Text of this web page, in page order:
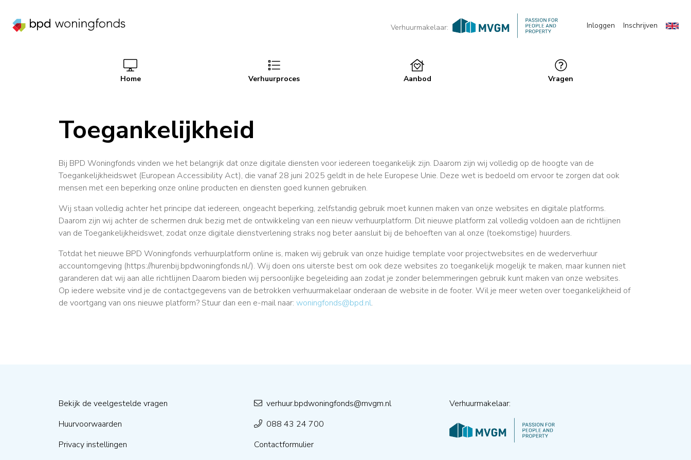
Verhuurmakelaar: Inloggen Inschrijven
Home Verhuurproces Aanbod Vragen
Toegankelijkheid
Bij BPD Woningfonds vinden we het belangrijk dat onze digitale diensten voor iedereen toegankelijk zijn. Daarom zijn wij volledig op de hoogte van de
Toegankelijkheidswet (European Accessibility Act), die vanaf 28 juni 2025 geldt in de hele Europese Unie. Deze wet is bedoeld om ervoor te zorgen dat ook
mensen met een beperking onze online producten en diensten goed kunnen gebruiken.
Wij staan volledig achter het principe dat iedereen, ongeacht beperking, zelfstandig gebruik moet kunnen maken van onze websites en digitale platforms.
Daarom zijn wij achter de schermen druk bezig met de ontwikkeling van een nieuw verhuurplatform. Dit nieuwe platform zal volledig voldoen aan de richtlijnen
van de Toegankelijkheidswet, zodat onze digitale dienstverlening straks nog beter aansluit bij de behoeften van al onze (toekomstige) huurders.
Totdat het nieuwe BPD Woningfonds verhuurplatform online is, maken wij gebruik van onze huidige template voor projectwebsites en de wederverhuur
accountomgeving (https://hurenbij.bpdwoningfonds.nl/). Wij doen ons uiterste best om ook deze websites zo toegankelijk mogelijk te maken, maar kunnen niet
garanderen dat wij aan alle richtlijnen Daarom bieden wij persoonlijke begeleiding aan zodat je zonder belemmeringen gebruik kunt maken van onze websites.
Op iedere website vind je de contactgegevens van de betrokken verhuurmakelaar onderaan de website in de footer. Wil je meer weten over toegankelijkheid of
de voortgang van ons nieuwe platform? Stuur dan een e-mail naar: woningfonds@bpd.nl.
Bekijk de veelgestelde vragen
Huurvoorwaarden
Privacy instellingen
verhuur.bpdwoningfonds@mvgm.nl
088 43 24 700
Contactformulier
Verhuurmakelaar: